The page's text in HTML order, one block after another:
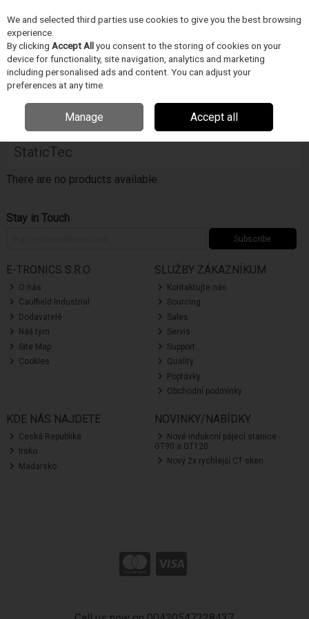
Skip to content
Menu
Home PRUMYSLOVÉ VYBAVENÍ
StaticTec
There are no products available.
Stay in Touch
Subscribe
E-TRONICS S.R.O.
O nás
Caulfield Industrial
Dodavatelé
Náš tým
Site Map
Cookies
SLUŽBY ZÁKAZNÍKUM
Kontaktujte nás
Sourcing
Sales
Servis
Support
Quality
Poptávky
Obchodní podmínky
KDE NÁS NAJDETE
Ceská Republika
Irsko
Madarsko
NOVINKY/NABÍDKY
Nové indukcní pájecí stanice -
GT90 a GT120
Nový 2x rychlejší CT sken
We and selected third parties use cookies to give you the best browsing
experience.
By clicking Accept Allyou consent to the storing of cookies on your
device for functionality, site navigation, analytics and marketing
including personalised ads and content. You can adjust your
preferences at any time.
Manage Accept all